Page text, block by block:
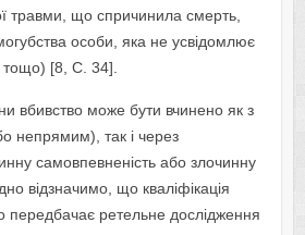
травми, що спричинила смерть,
особи, яка не усвідомлює
тощо) [8, С. 34].
вбивство може бути вчинено як з
непрямим), так і через
самовпевненість або злочинну
відзначимо, що кваліфікація
передбачає ретельне дослідження